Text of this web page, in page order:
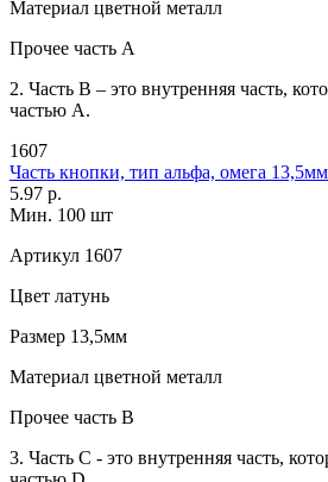
Материал цветной металл
Прочее часть A
2. Часть B – это внутренняя часть,
частью А.
1607
Часть кнопки, тип альфа, омега
5.97 р.
Мин. 100 шт
Артикул 1607
Цвет латунь
Размер 13,5мм
Материал цветной металл
Прочее часть В
3. Часть С - это внутренняя часть,